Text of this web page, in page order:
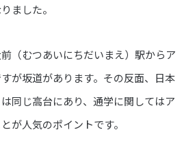
ました。
（むつあいにちだいまえ）駅からア
が坂道があります。その反面、日本
同じ高台にあり、通学に関してはア
が人気のポイントです。